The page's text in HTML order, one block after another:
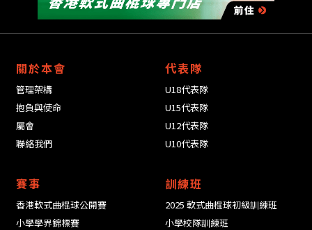
關於本會
管理架構
抱負與使命
屬會
聯絡我們
代表隊
U18代表隊
U15代表隊
U12代表隊
U10代表隊
賽事
香港軟式曲棍球公開賽
小學學界錦標賽
訓練班
2025 軟式曲棍球初級訓練班
小學校隊訓練班